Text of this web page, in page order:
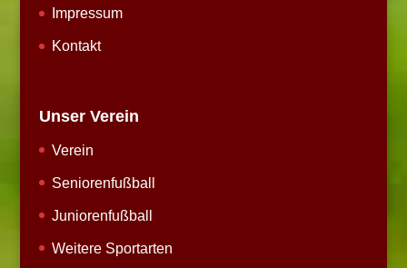
Impressum
Kontakt
Unser Verein
Verein
Seniorenfußball
Juniorenfußball
Weitere Sportarten